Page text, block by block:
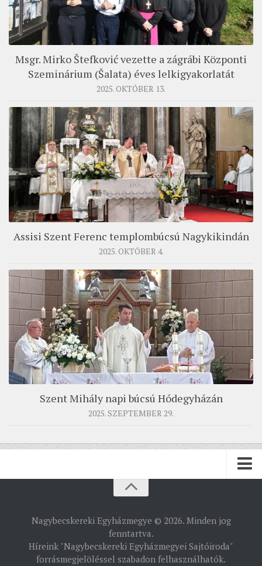
Msgr. Mirko Štefković vezette a zágrábi Központi
Szeminárium (Šalata) éves lelkigyakorlatát
2025. OKTÓBER 13.
Assisi Szent Ferenc templombúcsú Nagykikindán
2025. OKTÓBER 4.
Szent Mihály napi búcsú Hódegyházán
2025. SZEPTEMBER 29.
TÖRTÉNELEM
Nagybecskereki Egyházmegye © 2026. Minden jog
fenntartva.
Híreink "Nagybecskereki Egyházmegyei Sajtóiroda"
forrásmegjelöléssel szabadon felhasználhatók.